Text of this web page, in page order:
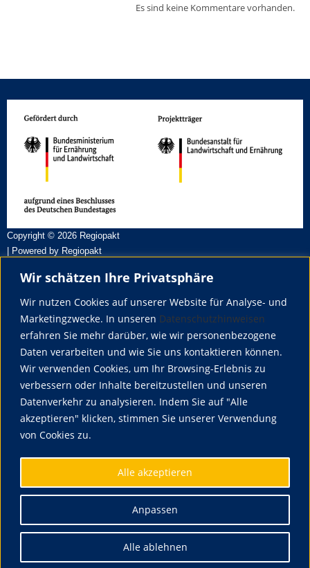
Wir schätzen Ihre Privatsphäre
Wir nutzen Cookies auf unserer Website für Analyse- und
Marketingzwecke. In unseren Datenschutzhinweisen
erfahren Sie mehr darüber, wie wir personenbezogene
Daten verarbeiten und wie Sie uns kontaktieren können.
Wir verwenden Cookies, um Ihr Browsing-Erlebnis zu
verbessern oder Inhalte bereitzustellen und unseren
Datenverkehr zu analysieren. Indem Sie auf "Alle
akzeptieren" klicken, stimmen Sie unserer Verwendung
von Cookies zu.
Anpassen
Alle ablehnen
Alle akzeptieren
Es sind keine Kommentare vorhanden.
Copyright © 2026 Regiopakt
| Powered by Regiopakt
Über uns
Regiopakt ist ein Verbundprojekt von der Hochschule Weihenstephan-
Triesdorf (HSWT) und der Hochschule für Wirtschaft und Umwelt
Nürtingen-Geislingen (HfWU)
Social Media
Wichtige Hinweise